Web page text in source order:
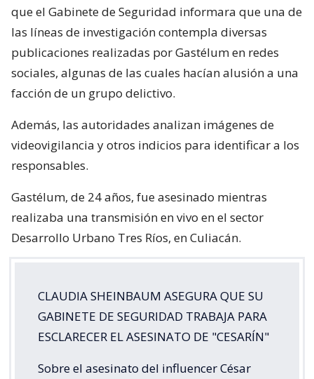
que el Gabinete de Seguridad informara que una de
las líneas de investigación contempla diversas
publicaciones realizadas por Gastélum en redes
sociales, algunas de las cuales hacían alusión a una
facción de un grupo delictivo.
Además, las autoridades analizan imágenes de
videovigilancia y otros indicios para identificar a los
responsables.
Gastélum, de 24 años, fue asesinado mientras
realizaba una transmisión en vivo en el sector
Desarrollo Urbano Tres Ríos, en Culiacán.
CLAUDIA SHEINBAUM ASEGURA QUE SU
GABINETE DE SEGURIDAD TRABAJA PARA
ESCLARECER EL ASESINATO DE "CESARÍN"
Sobre el asesinato del influencer César